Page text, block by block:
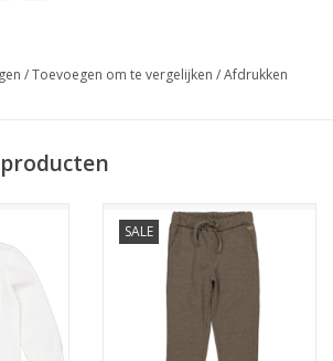
/Toevoegen om te vergelijken /Afdrukken
SALE